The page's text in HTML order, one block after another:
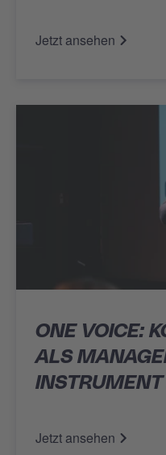
Jetzt ansehen
ONE VOICE:
ALS
Jetzt ansehen